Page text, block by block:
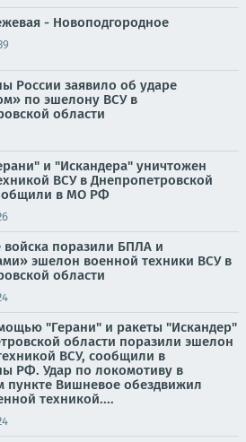
- Новоподгородное
России заявило об ударе
по эшелону ВСУ в
области
и "Искандера" уничтожен
ВСУ в Днепропетровской
в МО РФ
войска поразили БПЛА и
эшелон военной техники ВСУ в
области
"Герани" и ракеты "Искандер"
области поразили эшелон
ВСУ, сообщили в
РФ. Удар по локомотиву в
пункте Вишневое обездвижил
техникой....